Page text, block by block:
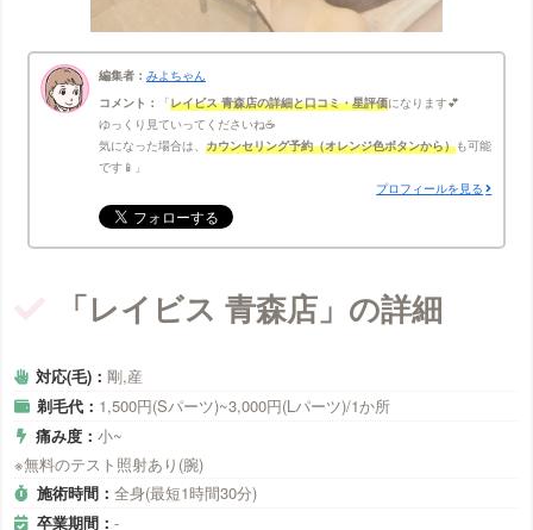
編集者： みよちゃん
コメント：
レイビス 青森店の詳細と口コミ・星評価になります💕
ゆっくり見ていってくださいね☕
気になった場合は、 カウンセリング予約（オレンジ色ボタンから）も可能
です📱
プロフィールを見る
「レイビス 青森店」の詳細
対応(毛)：剛,産
剃毛代： 1,500円(Sパーツ)~3,000円(Lパーツ)/1か所
痛み度：小~
※無料のテスト照射あり(腕)
施術時間： 全身(最短1時間30分)
卒業期間： -